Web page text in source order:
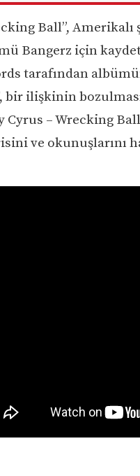
Ball”, Amerikalı
Bangerz için
tarafından
bir ilişkinin
Cyrus – Wrecking
ve okunuşlarını